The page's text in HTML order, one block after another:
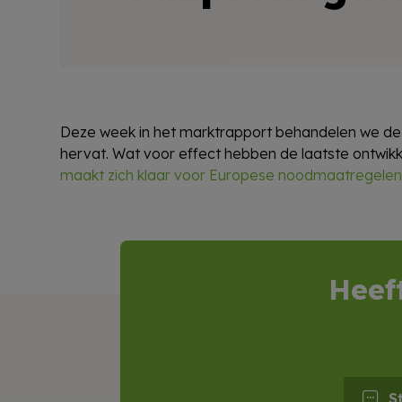
Deze week in het marktrapport behandelen we
hervat. Wat voor effect hebben de laatste
maakt zich klaar voor Europese